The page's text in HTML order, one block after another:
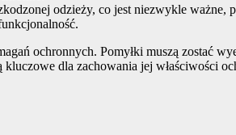
odzieży, co jest niezwykle ważne,
ochronnych. Pomyłki muszą zostać
dla zachowania jej właściwości